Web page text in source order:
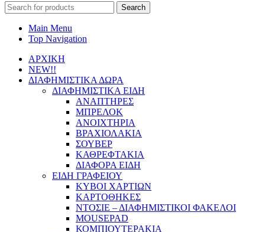
Search
for:
Main Menu
Top Navigation
ΑΡΧΙΚΗ
NEW!!
ΔΙΑΦΗΜΙΣΤΙΚΑ ΔΩΡΑ
ΔΙΑΦΗΜΙΣΤΙΚΑ ΕΙΔΗ
ΑΝΑΠΤΗΡΕΣ
ΜΠΡΕΛΟΚ
ΑΝΟΙΧΤΗΡΙΑ
ΒΡΑΧΙΟΛΑΚΙΑ
ΣΟΥΒΕΡ
ΚΑΘΡΕΦΤΑΚΙΑ
ΔΙΑΦΟΡΑ ΕΙΔΗ
ΕΙΔΗ ΓΡΑΦΕΙΟΥ
ΚΥΒΟΙ ΧΑΡΤΙΩΝ
ΚΑΡΤΟΘΗΚΕΣ
ΝΤΟΣΙΕ – ΔΙΑΦΗΜΙΣΤΙΚΟΙ ΦΑΚΕΛΟΙ
MOUSEPAD
ΚΟΜΠΙΟΥΤΕΡΑΚΙΑ